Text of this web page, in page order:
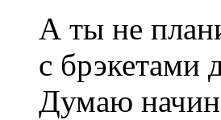
А ты не
с брэкетами
Думаю